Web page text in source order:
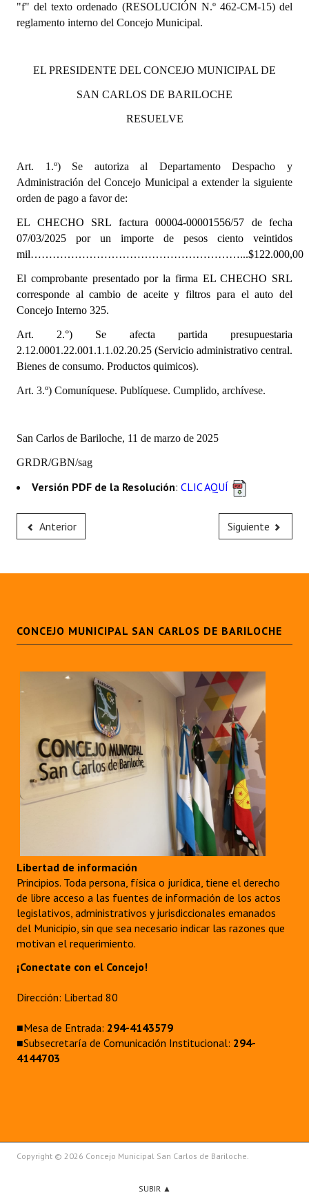
Actas de Sesión
Ejecución Presupuestaria
Actas de Audiencias Públicas
Declaraciones
Resoluciones
Resoluciones de Presidencia
INSTITUCIONAL
Antiguos Pobladores
Noticias Destacadas
Registros y Distinciones
Datos Históricos
Audiencias Públicas - Registro
Ciudadano Ilustre - Registro
Reconocimientos - Registro
Bariloche, Municipio intercultural
Entrega de distinciones
REFORMA DE LA CARTA ORGÁNICA
"f" del texto ordenado (RESOLUCIÓN N.º 462-CM-15) del
reglamento interno del Concejo Municipal.
EL PRESIDENTE DEL CONCEJO MUNICIPAL DE
SAN CARLOS DE BARILOCHE
RESUELVE
Art. 1.º) Se autoriza al Departamento Despacho y
Administración del Concejo Municipal a extender la siguiente
orden de pago a favor de:
EL CHECHO SRL factura 00004-00001556/57 de fecha
07/03/2025 por un importe de pesos ciento veintidos
mil…………………………………………………...$122.000,00
El comprobante presentado por la firma EL CHECHO SRL
corresponde al cambio de aceite y filtros para el auto del
Concejo Interno 325.
Art. 2.°) Se afecta partida presupuestaria
2.12.0001.22.001.1.1.02.20.25 (Servicio administrativo central.
Bienes de consumo. Productos quimicos).
Art. 3.º) Comuníquese. Publíquese. Cumplido, archívese.
San Carlos de Bariloche, 11 de marzo de 2025
GRDR/GBN/sag
Versión PDF de la Resolución: CLIC AQUÍ
Anterior Siguiente
CONCEJO MUNICIPAL SAN CARLOS DE BARILOCHE
Libertad de información
Principios. Toda persona, física o jurídica, tiene el derecho
de libre acceso a las fuentes de información de los actos
legislativos, administrativos y jurisdiccionales emanados
del Municipio, sin que sea necesario indicar las razones que
motivan el requerimiento.
¡Conectate con el Concejo!
Dirección: Libertad 80
■Mesa de Entrada: 294-4143579
■Subsecretaría de Comunicación Institucional: 294-
4144703
Copyright © 2026 Concejo Municipal San Carlos de Bariloche.
SUBIR ▲